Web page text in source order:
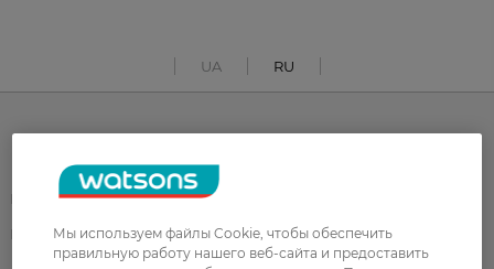
UA RU
Каталог
Корейская косметика
Парфюмерия Здоровье
Мы используем файлы Cookie, чтобы обеспечить
правильную работу нашего веб-сайта и предоставить